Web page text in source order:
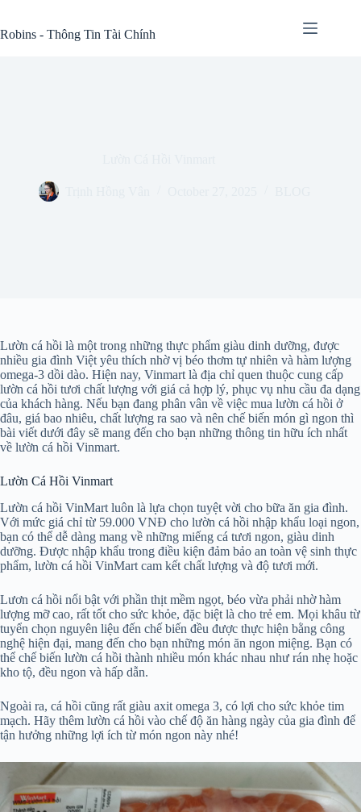
content
Robins - Thông Tin Tài Chính
Lườn cá hồi là một trong những thực phẩm giàu dinh dưỡng, được
nhiều gia đình Việt yêu thích nhờ vị béo thơm tự nhiên và hàm lượng
omega-3 dồi dào. Hiện nay, Vinmart là địa chỉ quen thuộc cung cấp
lườn cá hồi tươi chất lượng với giá cả hợp lý, phục vụ nhu cầu đa dạng
của khách hàng. Nếu bạn đang phân vân về việc mua lườn cá hồi ở
đâu, giá bao nhiêu, chất lượng ra sao và nên chế biến món gì ngon thì
bài viết dưới đây sẽ mang đến cho bạn những thông tin hữu ích nhất
về lườn cá hồi Vinmart.
Lườn Cá Hồi Vinmart
Lườn cá hồi VinMart luôn là lựa chọn tuyệt vời cho bữa ăn gia đình.
Với mức giá chỉ từ 59.000 VNĐ cho lườn cá hồi nhập khẩu loại ngon,
bạn có thể dễ dàng mang về những miếng cá tươi ngon, giàu dinh
dưỡng. Được nhập khẩu trong điều kiện đảm bảo an toàn vệ sinh thực
phẩm, lườn cá hồi VinMart cam kết chất lượng và độ tươi mới.
Lươn cá hồi nổi bật với phần thịt mềm ngọt, béo vừa phải nhờ hàm
lượng mỡ cao, rất tốt cho sức khỏe, đặc biệt là cho trẻ em. Mọi khâu từ
tuyển chọn nguyên liệu đến chế biến đều được thực hiện bằng công
nghệ hiện đại, mang đến cho bạn những món ăn ngon miệng. Bạn có
thể chế biến lườn cá hồi thành nhiều món khác nhau như rán nhẹ hoặc
kho tộ, đều ngon và hấp dẫn.
Ngoài ra, cá hồi cũng rất giàu axit omega 3, có lợi cho sức khỏe tim
mạch. Hãy thêm lườn cá hồi vào chế độ ăn hàng ngày của gia đình để
tận hưởng những lợi ích từ món ngon này nhé!